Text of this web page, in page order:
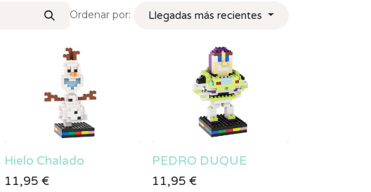
Ordenar por: Llegadas más recientes
Hielo Chalado
11,95 €
PEDRO DUQUE
11,95 €